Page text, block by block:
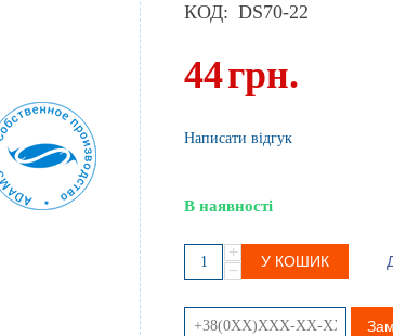
КОД: DS70-22
44грн.
Написати відгук
В наявності
+
−
У КОШИК